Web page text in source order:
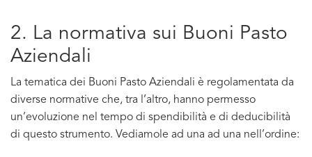
2. La normativa sui Buoni Pasto
Aziendali
La tematica dei Buoni Pasto Aziendali è regolamentata da
diverse normative che, tra l’altro, hanno permesso
un’evoluzione nel tempo di spendibilità e di deducibilità
di questo strumento. Vediamole ad una ad una nell’ordine: